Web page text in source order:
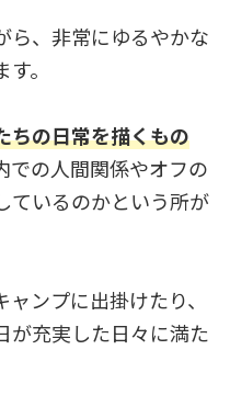
ら、非常にゆるやかな
。
ちの日常を描くもの
での人間関係やオフの
ているのかという所が
ンプに出掛けたり、
が充実した日々に満た